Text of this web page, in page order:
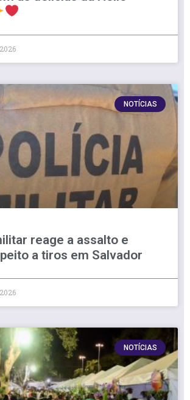
NOTÍCIAS
reage a assalto e
a tiros em Salvador
NOTÍCIAS